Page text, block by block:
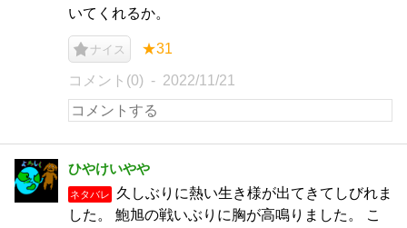
いてくれるか。
ナイス ★31
コメント(0) 2022/11/21
ひやけいやや
ネタバレ
久しぶりに熱い生き様が出てきてしびれま
した。 鮑旭の戦いぶりに胸が高鳴りました。 こ